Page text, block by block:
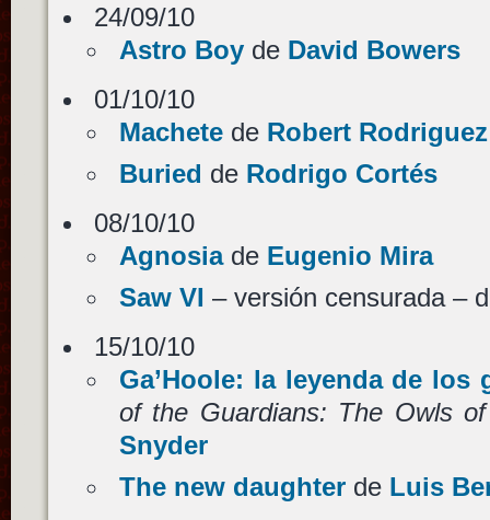
24/09/10
Astro Boyde David Bowers
01/10/10
Machetede Robert Rodriguez
Buried de Rodrigo Cortés
08/10/10
Agnosiade Eugenio Mira
Saw VI – versión censurada –
15/10/10
Ga’Hoole: la leyenda de los
of the Guardians: The Owls of
Snyder
The new daughterde Luis